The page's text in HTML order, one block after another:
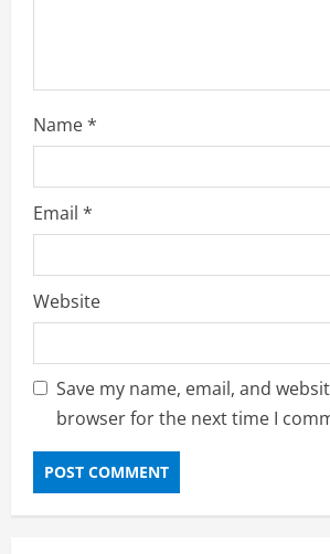
Name*
Email *
Website
Save my name, email, and
browser for the next time I